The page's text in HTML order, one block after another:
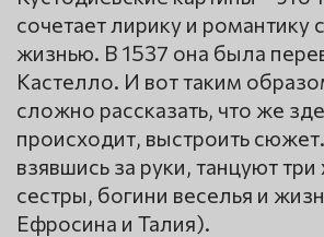
сочетает лирику и романтику
жизнью. В 1537 она была
Кастелло. И вот таким
сложно рассказать, что же
происходит, выстроить
взявшись за руки, танцуют три
сестры, богини веселья и
Ефросина и Талия).